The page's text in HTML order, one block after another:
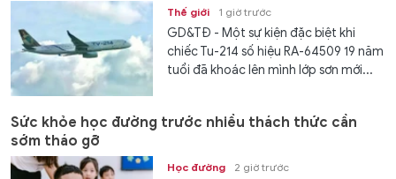
Thế giới 1 giờ trước
GD&TĐ - Một sự kiện đặc biệt khi
chiếc Tu-214 số hiệu RA-64509 19 năm
tuổi đã khoác lên mình lớp sơn mới...
Sức khỏe học đường trước nhiều thách thức cần
sớm tháo gỡ
Học đường 2 giờ trước